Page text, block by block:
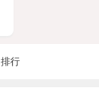
排行